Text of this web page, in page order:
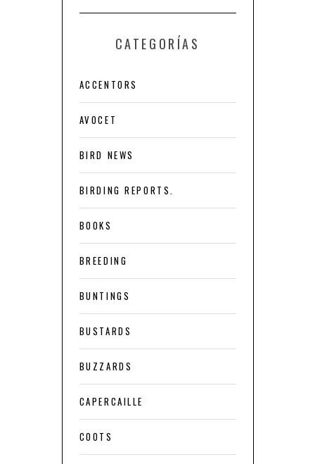
CATEGORÍAS
ACCENTORS
AVOCET
BIRD NEWS
BIRDING REPORTS.
BOOKS
BREEDING
BUNTINGS
BUSTARDS
BUZZARDS
CAPERCAILLE
COOTS